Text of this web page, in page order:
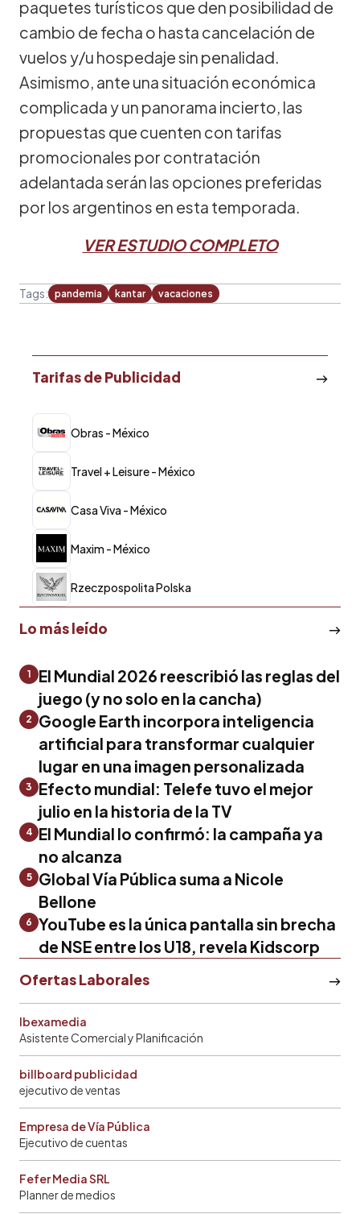
paquetes turísticos que den posibilidad de
cambio de fecha o hasta cancelación de
vuelos y/u hospedaje sin penalidad.
Asimismo, ante una situación económica
complicada y un panorama incierto, las
propuestas que cuenten con tarifas
promocionales por contratación
adelantada serán las opciones preferidas
por los argentinos en esta temporada.
VER ESTUDIO COMPLETO
Tags: pandemia kantar vacaciones
Tarifas de Publicidad
Obras - México
Travel + Leisure - México
Casa Viva - México
Maxim - México
Rzeczpospolita Polska
Lo más leído
1
El Mundial 2026 reescribió las reglas del
juego (y no solo en la cancha)
2
Google Earth incorpora inteligencia
artificial para transformar cualquier
lugar en una imagen personalizada
3
Efecto mundial: Telefe tuvo el mejor
julio en la historia de la TV
4 El Mundial lo confirmó: la campaña ya
no alcanza
5
Global Vía Pública suma a Nicole
Bellone
6 YouTube es la única pantalla sin brecha
de NSE entre los U18, revela Kidscorp
Ofertas Laborales
Ibexamedia
Asistente Comercial y Planificación
billboard publicidad
ejecutivo de ventas
Empresa de Vía Pública
Ejecutivo de cuentas
Fefer Media SRL
Planner de medios